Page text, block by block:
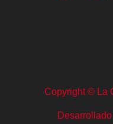
Copyright © La